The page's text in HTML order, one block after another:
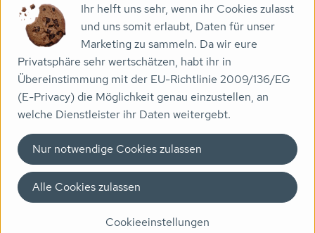
Veranstaltungen
Biomarkt
Wissen
Über uns
zur Website
Cookie-Schutz: Hier verbirgt sich externer Inhalt von
Youtube. Soll dieser geladen werden? Dabei werden
Cookies gesetzt.
Einmalig
Ihr helft uns sehr, wenn ihr Cookies zulasst
und uns somit erlaubt, Daten für unser
Marketing zu sammeln. Da wir eure
Privatsphäre sehr wertschätzen, habt ihr in
Übereinstimmung mit der EU-Richtlinie 2009/136/EG
(E-Privacy) die Möglichkeit genau einzustellen, an
welche Dienstleister ihr Daten weitergebt.
Cookieeinstellungen
Nur notwendige Cookies zulassen
Alle Cookies zulassen